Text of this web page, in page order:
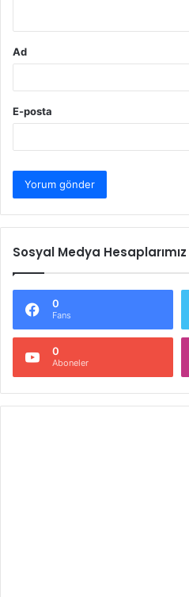
Ad
E-posta
Sosyal Medya Hesaplarımız
0
Fans
0
Aboneler